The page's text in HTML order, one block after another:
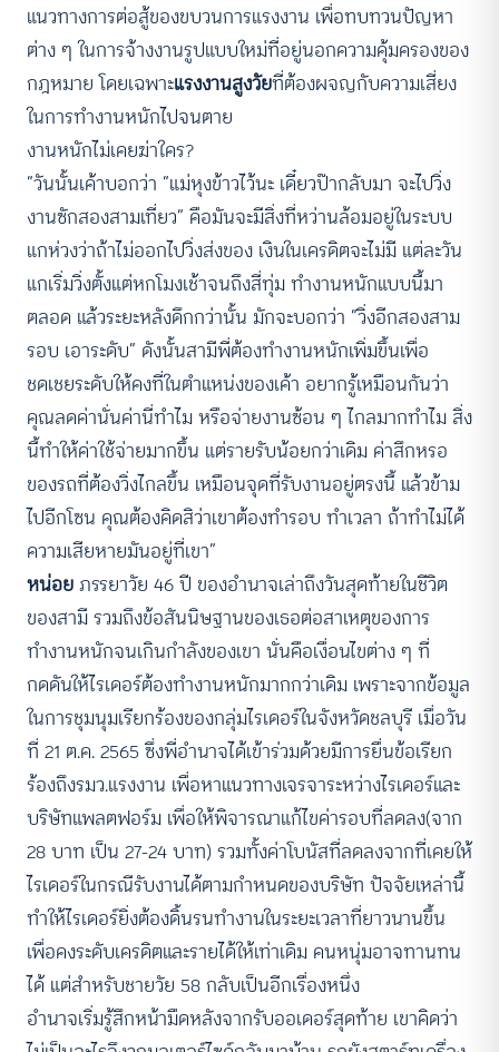
แนวทางการต่อสู้ของขบวนการแรงงาน เพื่อทบทวนปัญหา
ต่าง ๆ ในการจ้างงานรูปแบบใหม่ที่อยู่นอกความคุ้มครองของ
กฎหมาย โดยเฉพาะแรงงานสูงวัยที่ต้องผจญกับความเสี่ยง
ในการทำงานหนักไปจนตาย
งานหนักไม่เคยฆ่าใคร?
“วันนั้นเค้าบอกว่า “แม่หุงข้าวไว้นะ เดี๋ยวป๊ากลับมา จะไปวิ่ง
งานซักสองสามเที่ยว” คือมันจะมีสิ่งที่หว่านล้อมอยู่ในระบบ
แกห่วงว่าถ้าไม่ออกไปวิ่งส่งของ เงินในเครดิตจะไม่มี แต่ละวัน
แกเริ่มวิ่งตั้งแต่หกโมงเช้าจนถึงสี่ทุ่ม ทำงานหนักแบบนี้มา
ตลอด แล้วระยะหลังดึกกว่านั้น มักจะบอกว่า “วิ่งอีกสองสาม
รอบ เอาระดับ” ดังนั้นสามีพี่ต้องทำงานหนักเพิ่มขึ้นเพื่อ
ชดเชยระดับให้คงที่ในตำแหน่งของเค้า อยากรู้เหมือนกันว่า
คุณลดค่านั่นค่านี่ทำไม หรือจ่ายงานซ้อน ๆ ไกลมากทำไม สิ่ง
นี้ทำให้ค่าใช้จ่ายมากขึ้น แต่รายรับน้อยกว่าเดิม ค่าสึกหรอ
ของรถที่ต้องวิ่งไกลขึ้น เหมือนจุดที่รับงานอยู่ตรงนี้ แล้วข้าม
ไปอีกโซน คุณต้องคิดสิว่าเขาต้องทำรอบ ทำเวลา ถ้าทำไม่ได้
ความเสียหายมันอยู่ที่เขา”
หน่อยภรรยาวัย 46 ปี ของอำนาจเล่าถึงวันสุดท้ายในชีวิต
ของสามี รวมถึงข้อสันนิษฐานของเธอต่อสาเหตุของการ
ทำงานหนักจนเกินกำลังของเขา นั่นคือเงื่อนไขต่าง ๆ ที่
กดดันให้ไรเดอร์ต้องทำงานหนักมากกว่าเดิม เพราะจากข้อมูล
ในการชุมนุมเรียกร้องของกลุ่มไรเดอร์ในจังหวัดชลบุรี เมื่อวัน
ที่ 21 ต.ค. 2565 ซึ่งพี่อำนาจได้เข้าร่วมด้วยมีการยื่นข้อเรียก
ร้องถึงรมว.แรงงาน เพื่อหาแนวทางเจรจาระหว่างไรเดอร์และ
บริษัทแพลตฟอร์ม เพื่อให้พิจารณาแก้ไขค่ารอบที่ลดลง(จาก
28 บาท เป็น 27-24 บาท) รวมทั้งค่าโบนัสที่ลดลงจากที่เคยให้
ไรเดอร์ในกรณีรับงานได้ตามกำหนดของบริษัท ปัจจัยเหล่านี้
ทำให้ไรเดอร์ยิ่งต้องดิ้นรนทำงานในระยะเวลาที่ยาวนานขึ้น
เพื่อคงระดับเครดิตและรายได้ให้เท่าเดิม คนหนุ่มอาจทานทน
ได้ แต่สำหรับชายวัย 58 กลับเป็นอีกเรื่องหนึ่ง
อำนาจเริ่มรู้สึกหน้ามืดหลังจากรับออเดอร์สุดท้าย เขาคิดว่า